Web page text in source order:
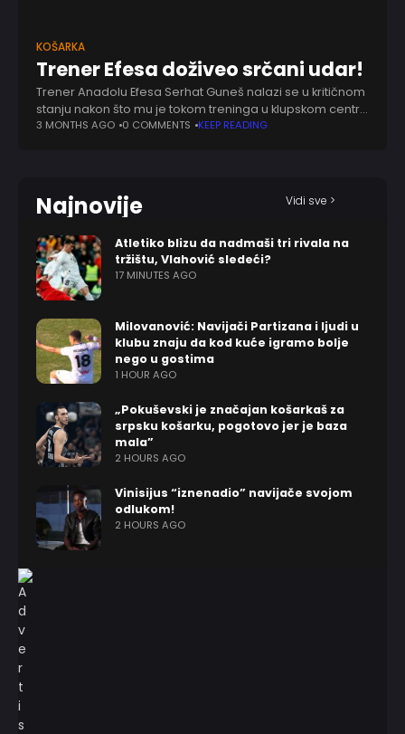
KOŠARKA
Trener Efesa doživeo srčani udar!
Trener Anadolu Efesa Serhat Guneš nalazi se u kritičnom
stanju nakon što mu je tokom treninga u klupskom centru
u Istanbulu iznenada pozlilo. Turski mediji prenose da je
3 MONTHS AGO 0 COMMENTS KEEP READING
Najnovije Vidi sve >
Atletiko blizu da nadmaši tri rivala na
tržištu, Vlahović sledeći?
17 MINUTES AGO
Milovanović: Navijači Partizana i ljudi u
klubu znaju da kod kuće igramo bolje
nego u gostima
1 HOUR AGO
„Pokuševski je značajan košarkaš za
srpsku košarku, pogotovo jer je baza
mala”
2 HOURS AGO
Vinisijus “iznenadio” navijače svojom
odlukom!
2 HOURS AGO